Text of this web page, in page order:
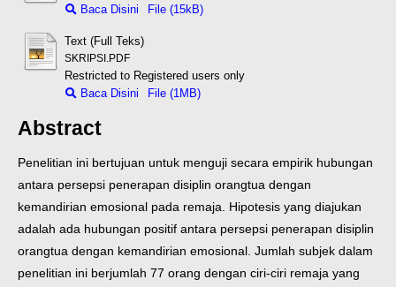
Baca Disini File (15kB)
Text (Full Teks)
SKRIPSI.PDF
Restricted to Registered users only
Baca Disini
File (1MB)
Abstract
Penelitian ini bertujuan untuk menguji secara empirik hubungan
antara persepsi penerapan disiplin orangtua dengan
kemandirian emosional pada remaja. Hipotesis yang diajukan
adalah ada hubungan positif antara persepsi penerapan disiplin
orangtua dengan kemandirian emosional. Jumlah subjek dalam
penelitian ini berjumlah 77 orang dengan ciri-ciri remaja yang